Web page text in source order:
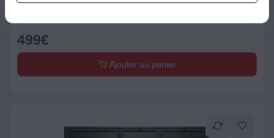
Smeg SRV575GH5
499€
Ajouter au panier